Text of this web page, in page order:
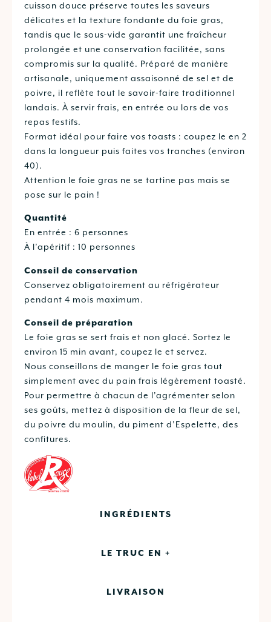
INGRÉDIENTS
LE TRUC EN +
LIVRAISON
cuisson douce préserve toutes les saveurs
délicates et la texture fondante du foie gras,
tandis que le sous-vide garantit une fraîcheur
prolongée et une conservation facilitée, sans
compromis sur la qualité. Préparé de manière
artisanale, uniquement assaisonné de sel et de
poivre, il reflète tout le savoir-faire traditionnel
landais. À servir frais, en entrée ou lors de vos
repas festifs.
Format idéal pour faire vos toasts : coupez le en 2
dans la longueur puis faites vos tranches (environ
40).
Attention le foie gras ne se tartine pas mais se
pose sur le pain !
Quantité
En entrée : 6 personnes
À l’apéritif : 10 personnes
Conseil de conservation
Conservez obligatoirement au réfrigérateur
pendant 4 mois maximum.
Conseil de préparation
Le foie gras se sert frais et non glacé. Sortez le
environ 15 min avant, coupez le et servez.
Nous conseillons de manger le foie gras tout
simplement avec du pain frais légèrement toasté.
Pour permettre à chacun de l’agrémenter selon
ses goûts, mettez à disposition de la fleur de sel,
du poivre du moulin, du piment d’Espelette, des
confitures.